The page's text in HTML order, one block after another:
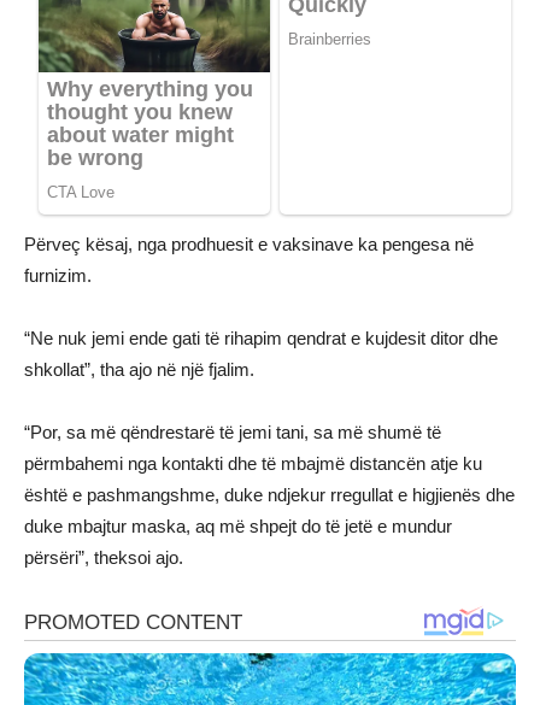
Përveç kësaj, nga prodhuesit e vaksinave ka pengesa në
furnizim.
“Ne nuk jemi ende gati të rihapim qendrat e kujdesit ditor dhe
shkollat”, tha ajo në një fjalim.
“Por, sa më qëndrestarë të jemi tani, sa më shumë të
përmbahemi nga kontakti dhe të mbajmë distancën atje ku
është e pashmangshme, duke ndjekur rregullat e higjienës dhe
duke mbajtur maska, aq më shpejt do të jetë e mundur
përsëri”, theksoi ajo.